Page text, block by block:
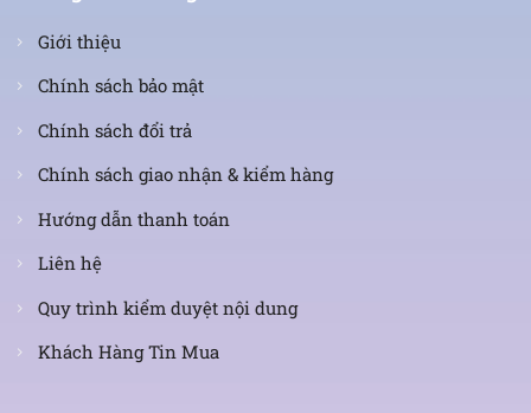
Giới thiệu
Chính sách bảo mật
Chính sách đổi trả
Chính sách giao nhận & kiểm hàng
Hướng dẫn thanh toán
Liên hệ
Quy trình kiểm duyệt nội dung
Khách Hàng Tin Mua